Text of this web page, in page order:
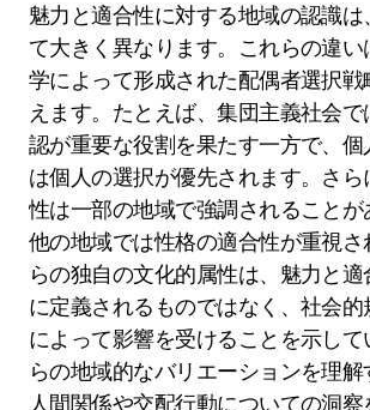
魅力と適合性に対する地域の認識
て大きく異なります。これらの違
学によって形成された配偶者選択
えます。たとえば、集団主義社会
認が重要な役割を果たす一方で、
は個人の選択が優先されます。さ
性は一部の地域で強調されることが
他の地域では性格の適合性が重視
らの独自の文化的属性は、魅力と
に定義されるものではなく、社会
によって影響を受けることを示し
らの地域的なバリエーションを理解
人間関係や交配行動についての洞察